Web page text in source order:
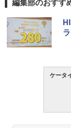
編集部のおすす
ケータ